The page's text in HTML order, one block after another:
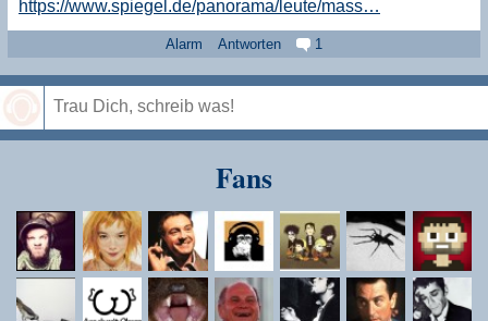
https://www.spiegel.de/panorama/leute/mass…
Alarm Antworten 1
Fans